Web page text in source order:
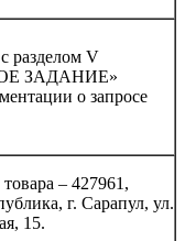
разделом V
ЗАДАНИЕ»
о запросе
– 427961,
г. Сарапул, ул.
15.